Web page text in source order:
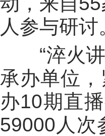
人参与研讨
“淬火
承办单位
办10期直
59000人次